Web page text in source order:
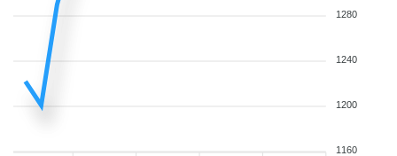
1280
1240
1200
1160